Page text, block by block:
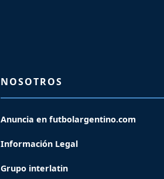
NOSOTROS
Anuncia en futbolargentino.com
Información Legal
Grupo interlatin